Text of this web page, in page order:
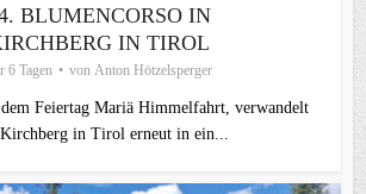
BLUMENCORSO IN
IN TIROL
6 Tagen von Anton Hötzelsperger
Feiertag Mariä Himmelfahrt, verwandelt
in Tirol erneut in ein...